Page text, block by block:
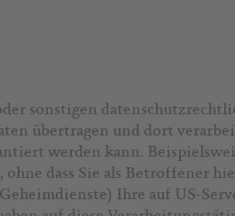
sonstigen
übertragen und dort
werden kann.
dass Sie als Betroffener
Ihre auf US-